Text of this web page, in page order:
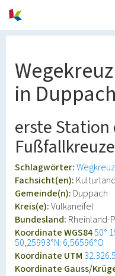
in Duppach
erste
Fußfallkreuze
Schlagwörter:Wegkreuz
Fachsicht(en):
Gemeinde(n): Duppach
Kreis(e):Vulkaneifel
Bundesland: Rheinland-
Koordinate WGS8450°
50,25993°N: 6,56596°O
Koordinate UTM
Koordinate Gauss/